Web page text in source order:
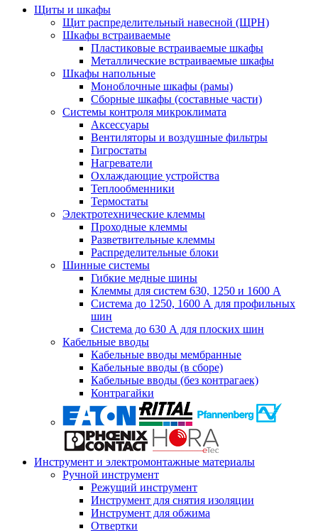
Щиты и шкафы
Щит распределительный навесной (ЩРН)
Шкафы встраиваемые
Пластиковые встраиваемые шкафы
Металлические встраиваемые шкафы
Шкафы напольные
Моноблочные шкафы (рамы)
Сборные шкафы (составные части)
Системы контроля микроклимата
Аксессуары
Вентиляторы и воздушные фильтры
Гигростаты
Нагреватели
Охлаждающие устройства
Теплообменники
Термостаты
Электротехнические клеммы
Проходные клеммы
Разветвительные клеммы
Распределительные блоки
Шинные системы
Гибкие медные шины
Клеммы для систем 630, 1250 и 1600 А
Система до 1250, 1600 А для профильных
шин
Система до 630 А для плоских шин
Кабельные вводы
Кабельные вводы мембранные
Кабельные вводы (в сборе)
Кабельные вводы (без контрагаек)
Контрагайки
Инструмент и электромонтажные материалы
Ручной инструмент
Режущий инструмент
Инструмент для снятия изоляции
Инструмент для обжима
Отвертки